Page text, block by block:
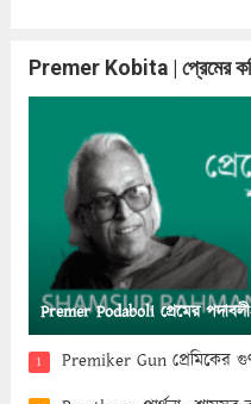
Premer Kobita | প্রেমের
Premer Podaboli প্রেমের
1 Premiker Gun প্রেমিকের